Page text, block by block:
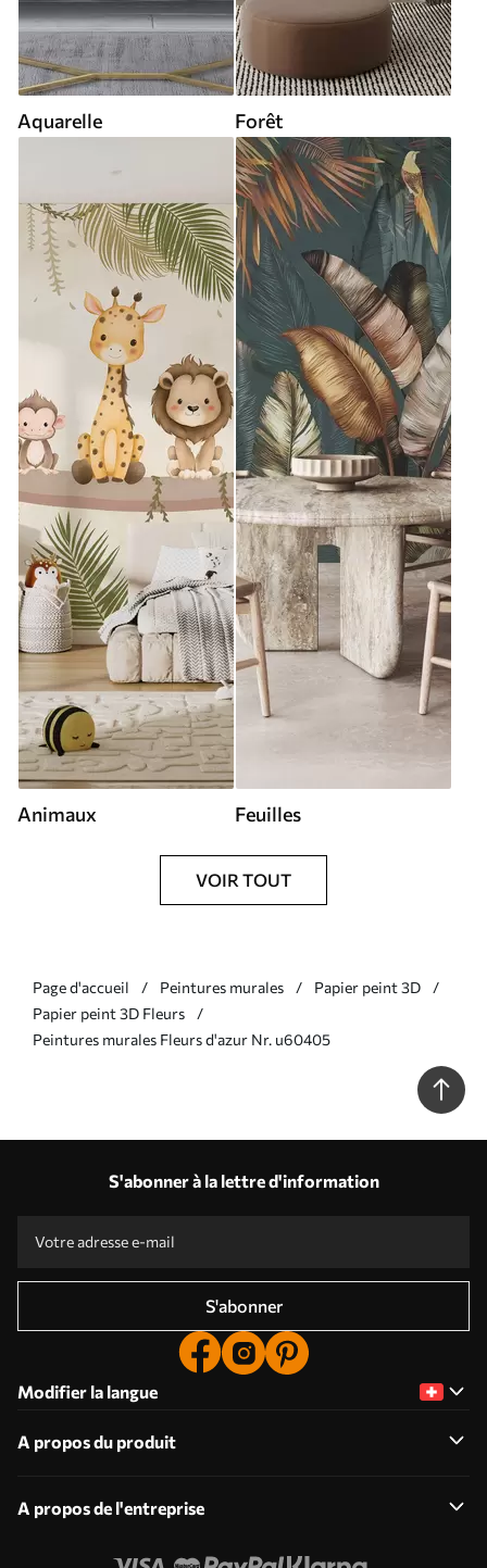
Aquarelle Forêt
Animaux Feuilles
VOIR TOUT
Page d'accueil Peintures murales
Papier peint 3D
Papier peint 3D Fleurs
Peintures murales Fleurs d'azur Nr. u60405
S'abonner à la lettre d'information
S'abonner
Modifier la langue
A propos du produit
A propos de l'entreprise